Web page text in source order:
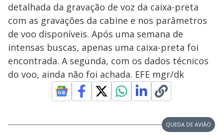
detalhada da gravação de voz da caixa-preta
com as gravações da cabine e nos parâmetros
de voo disponíveis. Após uma semana de
intensas buscas, apenas uma caixa-preta foi
encontrada. A segunda, com os dados técnicos
do voo, ainda não foi achada. EFE mgr/dk
QUEDA DE AVIÃO